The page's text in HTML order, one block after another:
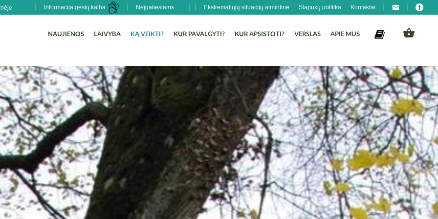
Ekstremaliųjų situacijų atmintinė Slapukų politika Kontaktai
Neįgaliesiams
Informacija gestų kalba
NAUJIENOS LAIVYBA KĄ VEIKTI? KUR PAVALGYTI? KUR APSISTOTI? VERSLAS APIE MUS